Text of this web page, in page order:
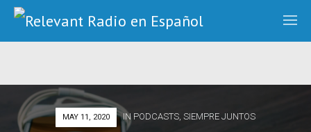
MAY 11, 2020 IN PODCASTS, SIEMPRE JUNTOS